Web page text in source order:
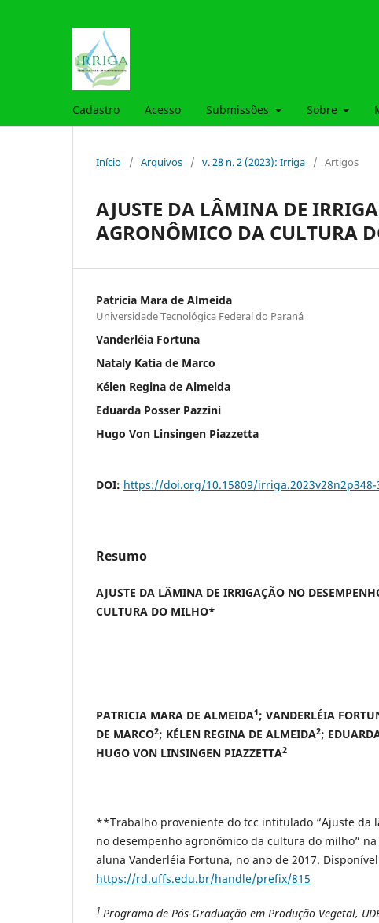
Cadastro Acesso Submissões Sobre
Início / Arquivos / v. 28 n. 2 (2023): Irriga / Artigos
AJUSTE DA LÂMINA DE
AGRONÔMICO DA CULTURA
Patricia Mara de Almeida
Universidade Tecnológica Federal do Paraná
Vanderléia Fortuna
Nataly Katia de Marco
Kélen Regina de Almeida
Eduarda Posser Pazzini
Hugo Von Linsingen Piazzetta
DOI: https://doi.org/10.15809/irriga.2023v28n2p348-
Resumo
AJUSTE DA LÂMINA DE IRRIGAÇÃO NO
CULTURA DO MILHO*
PATRICIA MARA DE ALMEIDA1; VANDERLÉIA
DE MARCO2; KÉLEN REGINA DE ALMEIDA2;
HUGO VON LINSINGEN PIAZZETTA2
**Trabalho proveniente do tcc intitulado “Ajuste da
no desempenho agronômico da cultura do milho” na
aluna Vanderléia Fortuna, no ano de 2017.
https://rd.uffs.edu.br/handle/prefix/815
1 Programa de Pós-Graduação em Produção Vegetal,